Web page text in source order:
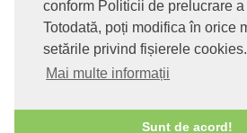
conform Politicii de prelucrare a
Totodată, poți modifica în orice
setările privind fișierele cookies.
Mai multe informații
Sunt de acord!